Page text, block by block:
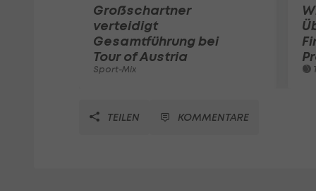
Großschartner
verteidigt
Gesamtführung bei
Tour of Austria
Sport-Mix
TEILEN KOMMENTARE